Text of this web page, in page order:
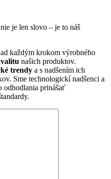
je len slovo – je to náš
každým krokom výrobného
našich produktov.
trendy a s nadšením ich
Sme technologickí nadšenci a
odhodlania prinášať